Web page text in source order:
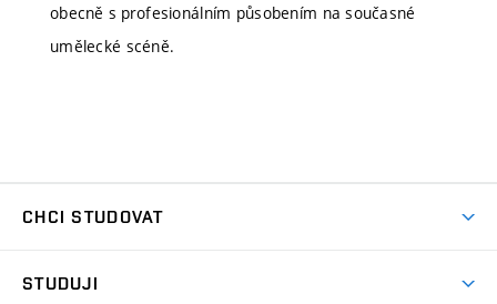
obecně s profesionálním působením na současné
umělecké scéně.
CHCI STUDOVAT
STUDUJI